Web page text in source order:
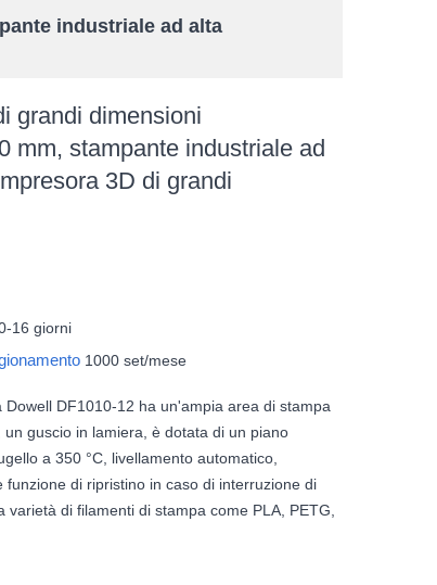
industriale ad alta
grandi dimensioni
mm, stampante industriale ad
3D di grandi
16 giorni
1000 set/mese
Dowell DF1010-12 ha un'ampia area di stampa
guscio in lamiera, è dotata di un piano
a 350 °C, livellamento automatico,
funzione di ripristino in caso di interruzione di
varietà di filamenti di stampa come PLA, PETG,